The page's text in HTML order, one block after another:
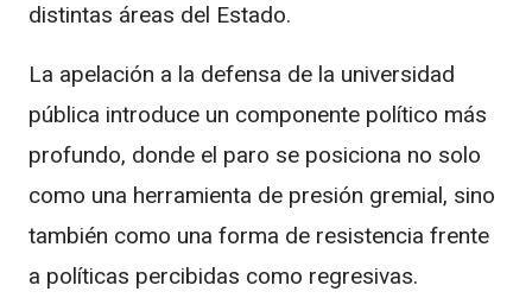
distintas áreas del Estado.
La apelación a la defensa de la universidad
pública introduce un componente político más
profundo, donde el paro se posiciona no solo
como una herramienta de presión gremial, sino
también como una forma de resistencia frente
a políticas percibidas como regresivas.